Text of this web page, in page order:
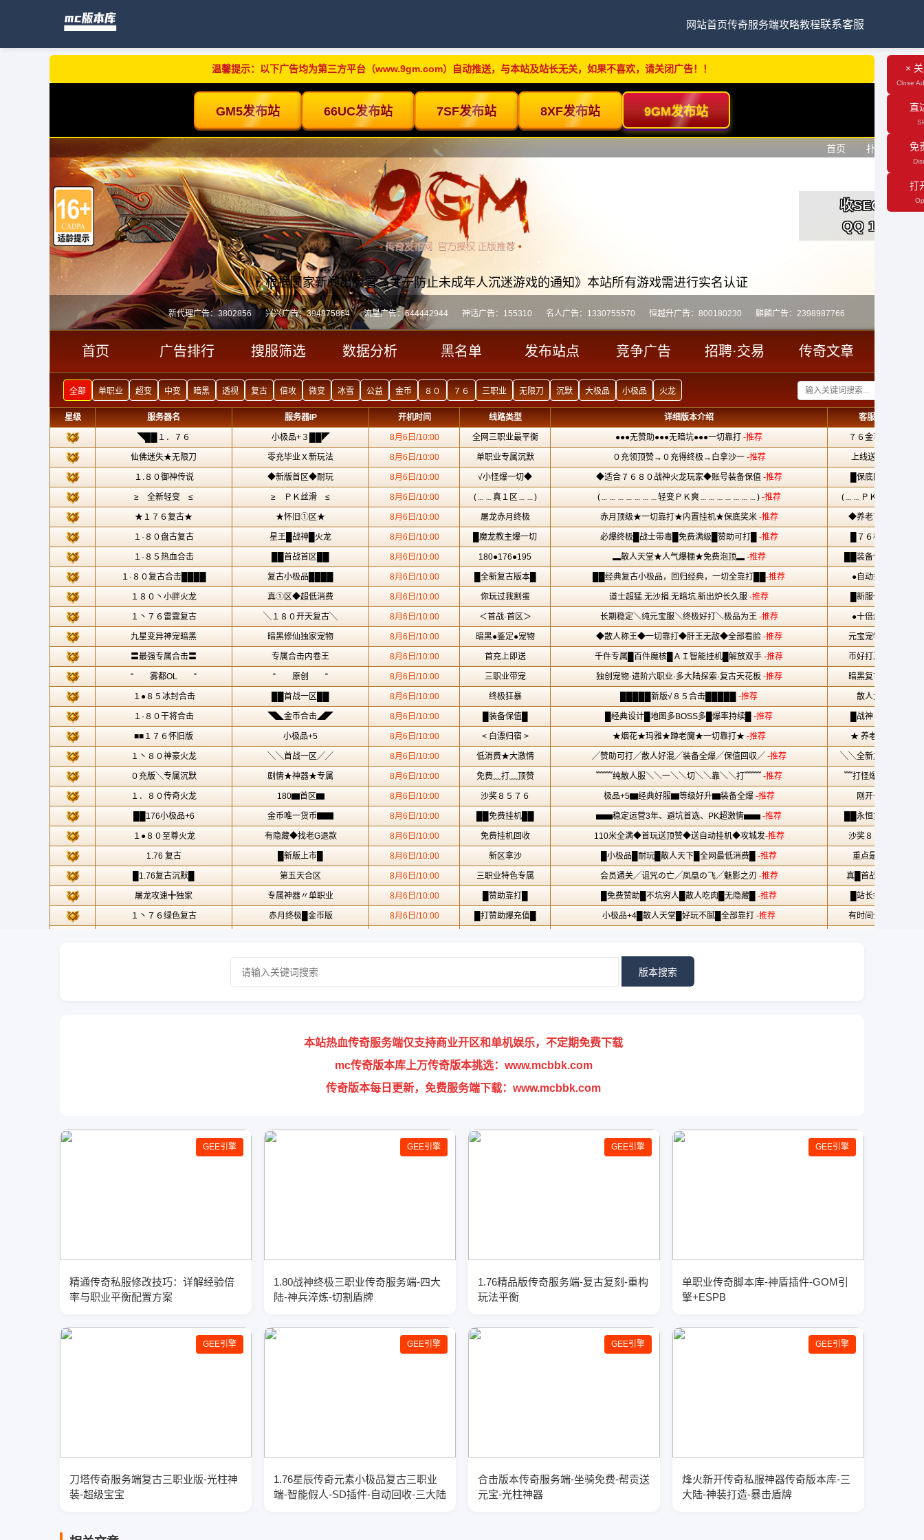
网站首页传奇服务端攻略教程联系客服
温馨提示：以下广告均为第三方平台（www.9gm.com）自动推送，与本站及站长无关，如果不喜欢，请关闭广告！！ ×
Close
直
免
打
版本搜索
本站热血传奇服务端仅支持商业开区和单机娱乐，不定期免费下载
mc传奇版本库上万传奇版本挑选：www.mcbbk.com
传奇版本每日更新，免费服务端下载：www.mcbbk.com
GEE引擎
精通传奇私服修改技巧：详解经验倍
率与职业平衡配置方案
GEE引擎
1.80战神终极三职业传奇服务端-四大
陆-神兵淬炼-切割盾牌
GEE引擎
1.76精品版传奇服务端-复古复刻-重构
玩法平衡
GEE引擎
单职业传奇脚本库-神盾插件-GOM引
擎+ESPB
GEE引擎
刀塔传奇服务端复古三职业版-光柱神
装-超级宝宝
GEE引擎
1.76星辰传奇元素小极品复古三职业
端-智能假人-SD插件-自动回收-三大陆
GEE引擎
合击版本传奇服务端-坐骑免费-帮贡送
元宝-光柱神器
GEE引擎
烽火新开传奇私服神器传奇版本库-三
大陆-神装打造-暴击盾牌